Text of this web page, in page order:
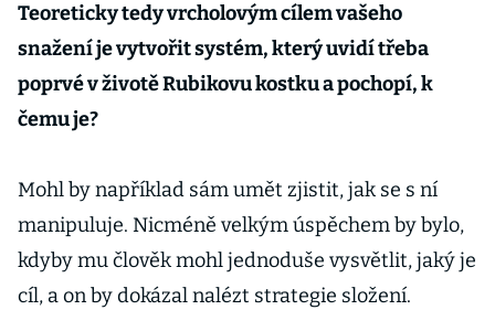
Teoreticky tedy vrcholovým cílem vašeho
snažení je vytvořit systém, který uvidí třeba
poprvé v životě Rubikovu kostku a pochopí, k
čemu je?
Mohl by například sám umět zjistit, jak se s ní
manipuluje. Nicméně velkým úspěchem by bylo,
kdyby mu člověk mohl jednoduše vysvětlit, jaký je
cíl, a on by dokázal nalézt strategie složení.